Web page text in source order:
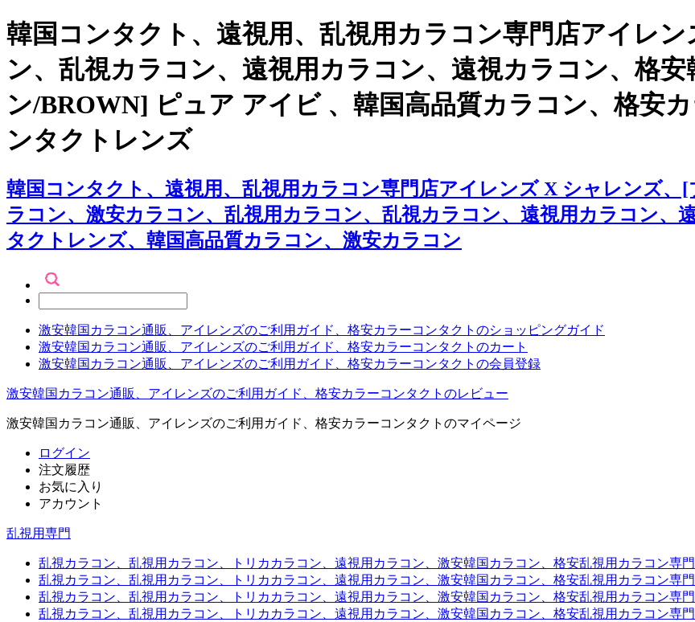
韓国コンタクト、遠視用、乱視用カラコン専門店アイレ
ン、乱視カラコン、遠視用カラコン、遠視カラコン、格
ン/BROWN] ピュア アイビ 、韓国高品質カラコン、格安
ンタクトレンズ
韓国コンタクト、遠視用、乱視用カラコン専門店アイレンズ X シャレンズ
ラコン、激安カラコン、乱視用カラコン、乱視カラコン、遠視用カラコン、
タクトレンズ、韓国高品質カラコン、激安カラコン
激安韓国カラコン通販、アイレンズのご利用ガイド、格安カラーコンタクトのショッピングガイド
激安韓国カラコン通販、アイレンズのご利用ガイド、格安カラーコンタクトのカート
激安韓国カラコン通販、アイレンズのご利用ガイド、格安カラーコンタクトの会員登録
激安韓国カラコン通販、アイレンズのご利用ガイド、格安カラーコンタクトのレビュー
激安韓国カラコン通販、アイレンズのご利用ガイド、格安カラーコンタクトのマイページ
ログイン
注文履歴
お気に入り
アカウント
乱視用専門
乱視カラコン、乱視用カラコン、トリカカラコン、遠視用カラコン、激安韓国カラコン、格安乱視用カラコン専
乱視カラコン、乱視用カラコン、トリカカラコン、遠視用カラコン、激安韓国カラコン、格安乱視用カラコン専
乱視カラコン、乱視用カラコン、トリカカラコン、遠視用カラコン、激安韓国カラコン、格安乱視用カラコン専門
乱視カラコン、乱視用カラコン、トリカカラコン、遠視用カラコン、激安韓国カラコン、格安乱視用カラコン専門